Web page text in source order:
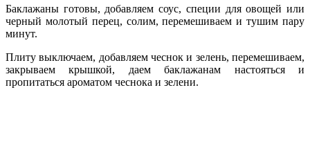
Баклажаны готовы, добавляем соус, специи для овощей или
черный молотый перец, солим, перемешиваем и тушим пару
минут.
Плиту выключаем, добавляем чеснок и зелень, перемешиваем,
закрываем крышкой, даем баклажанам настояться и
пропитаться ароматом чеснока и зелени.